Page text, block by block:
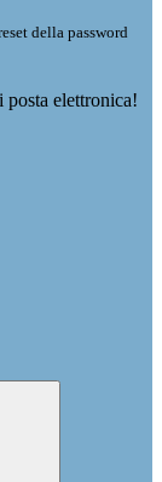
della password
elettronica!